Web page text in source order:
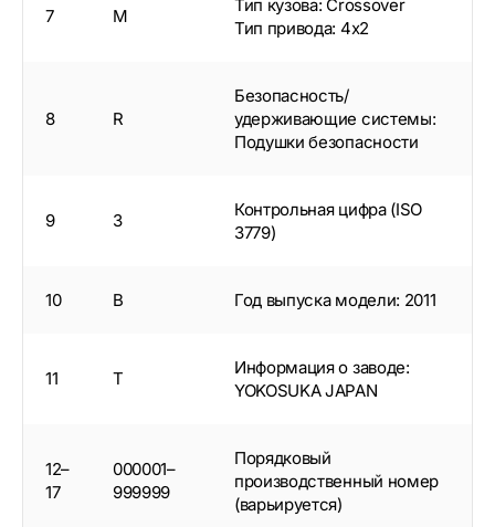
7 M
Тип кузова: Crossover
Тип привода: 4x2
8 R
Безопасность/
удерживающие системы:
Подушки безопасности
9 3
Контрольная цифра (ISO
3779)
10 B Год выпуска модели: 2011
11 T
Информация о заводе:
YOKOSUKA JAPAN
12–
17
000001–
999999
Порядковый
производственный номер
(варьируется)